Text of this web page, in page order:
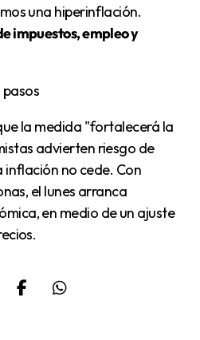
una hiperinflación.
impuestos, empleo y
pasos
advierten riesgo de
inflación no cede. Con
el lunes arranca
en medio de un ajuste